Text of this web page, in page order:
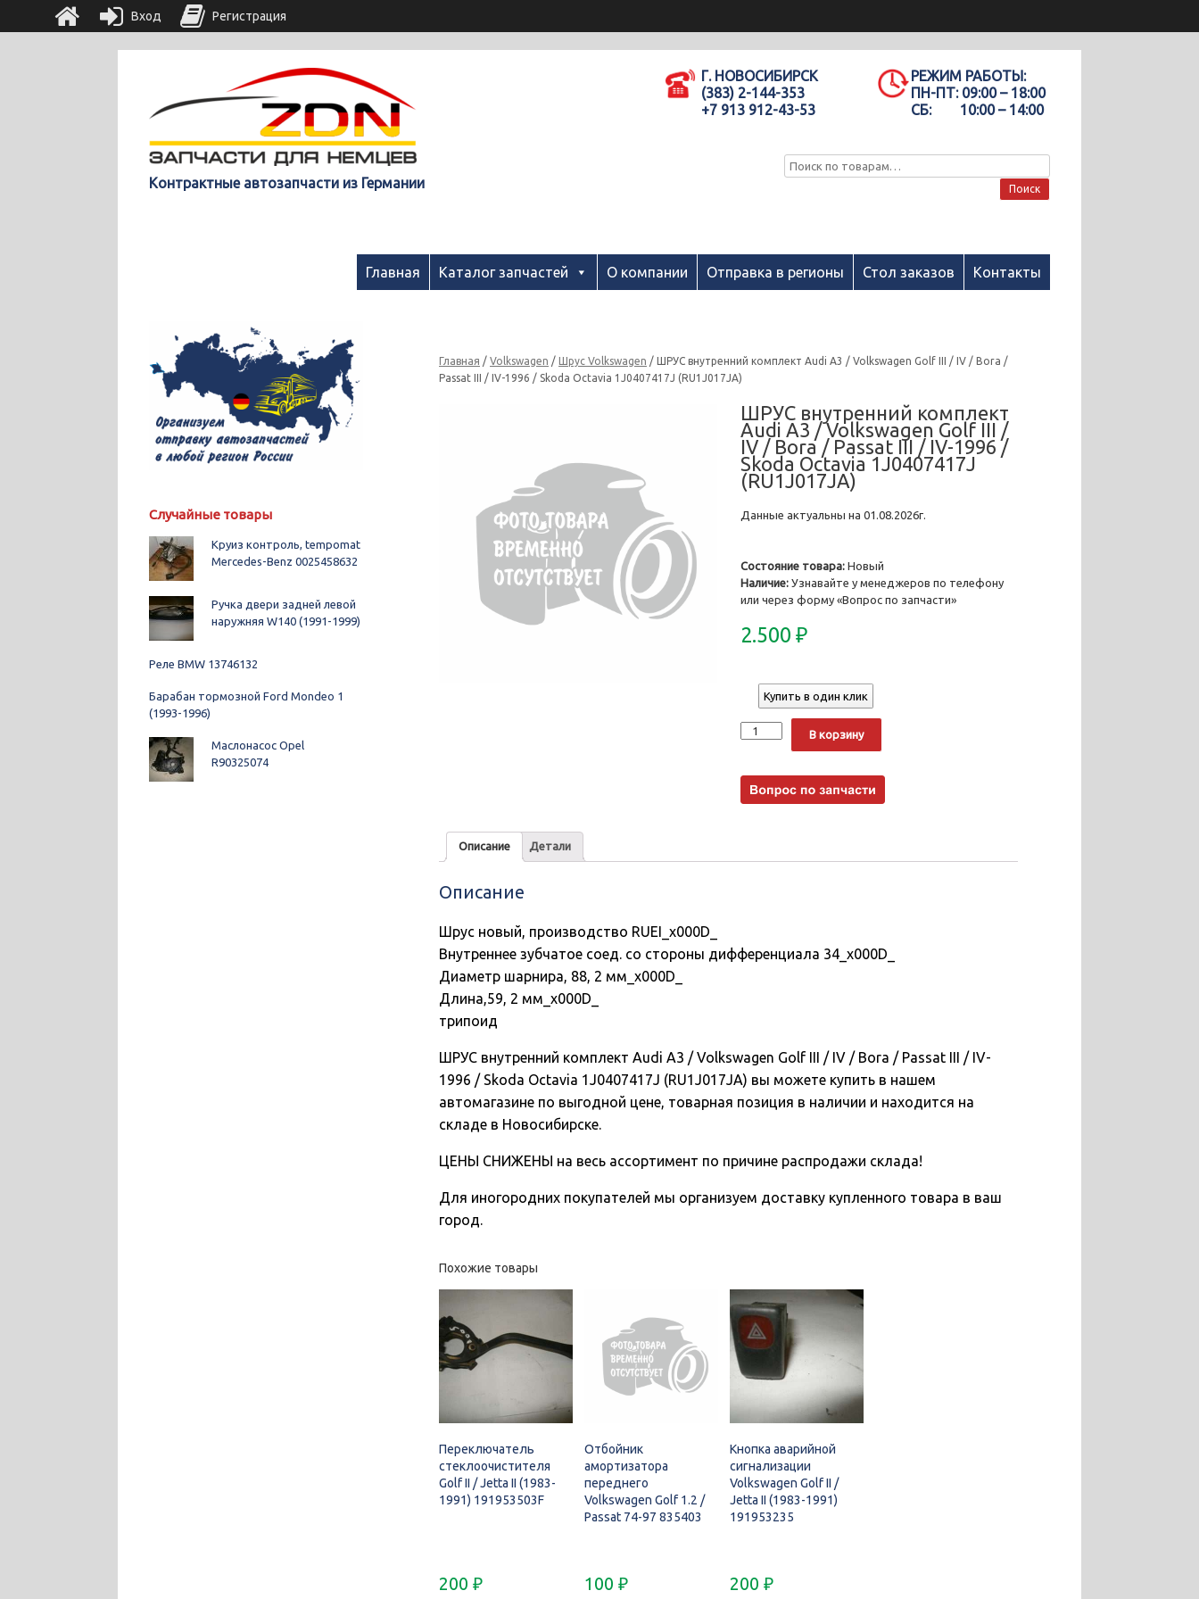
Контрактные автозапчасти из Германии
Г. НОВОСИБИРСК
(383) 2-144-353
+7 913 912-43-53
РЕЖИМ РАБОТЫ:
ПН-ПТ: 09:00 – 18:00
СБ:
10:00 – 14:00
Поиск
Главная Каталог запчастей О компании Отправка в регионы Стол заказов Контакты
Главная /Volkswagen /Шрус Volkswagen / ШРУС внутренний комплект Audi A3 / Volkswagen Golf III / IV / Bora /
Passat III / IV-1996 / Skoda Octavia 1J0407417J (RU1J017JA)
ШРУС внутренний комплект
Audi A3 / Volkswagen Golf III /
IV / Bora / Passat III / IV-1996 /
Skoda Octavia 1J0407417J
(RU1J017JA)
Данные актуальны на 01.08.2026г.
Состояние товара: Новый
Наличие: Узнавайте у менеджеров по телефону
или через форму «Вопрос по запчасти»
2.500₽
Купить в один клик
Количество
В корзину
Описание Детали
Описание
Шрус новый, производство RUEI_x000D_
Внутреннее зубчатое соед. со стороны дифференциала 34_x000D_
Диаметр шарнира, 88, 2 мм_x000D_
Длина,59, 2 мм_x000D_
трипоид
ШРУС внутренний комплект Audi A3 / Volkswagen Golf III / IV / Bora / Passat III / IV-
1996 / Skoda Octavia 1J0407417J (RU1J017JA) вы можете купить в нашем
автомагазине по выгодной цене, товарная позиция в наличии и находится на
складе в Новосибирске.
ЦЕНЫ СНИЖЕНЫ на весь ассортимент по причине распродажи склада!
Для иногородних покупателей мы организуем доставку купленного товара в ваш
город.
Похожие товары
Переключатель
стеклоочистителя
Golf II / Jetta II (1983-
1991) 191953503F
200₽
Отбойник
амортизатора
переднего
Volkswagen Golf 1.2 /
Passat 74-97 835403
100 ₽
Кнопка аварийной
сигнализации
Volkswagen Golf II /
Jetta II (1983-1991)
191953235
200 ₽
Случайные товары
Круиз контроль, tempomat
Mercedes-Benz 0025458632
Ручка двери задней левой
наружняя W140 (1991-1999)
Реле BMW 13746132
Барабан тормозной Ford Mondeo 1
(1993-1996)
Маслонасос Opel
R90325074
Вход Регистрация